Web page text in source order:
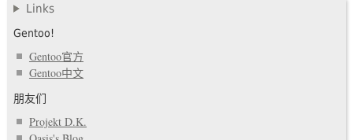
Links
Gentoo!
Gentoo官方
Gentoo中文
朋友们
Projekt D.K.